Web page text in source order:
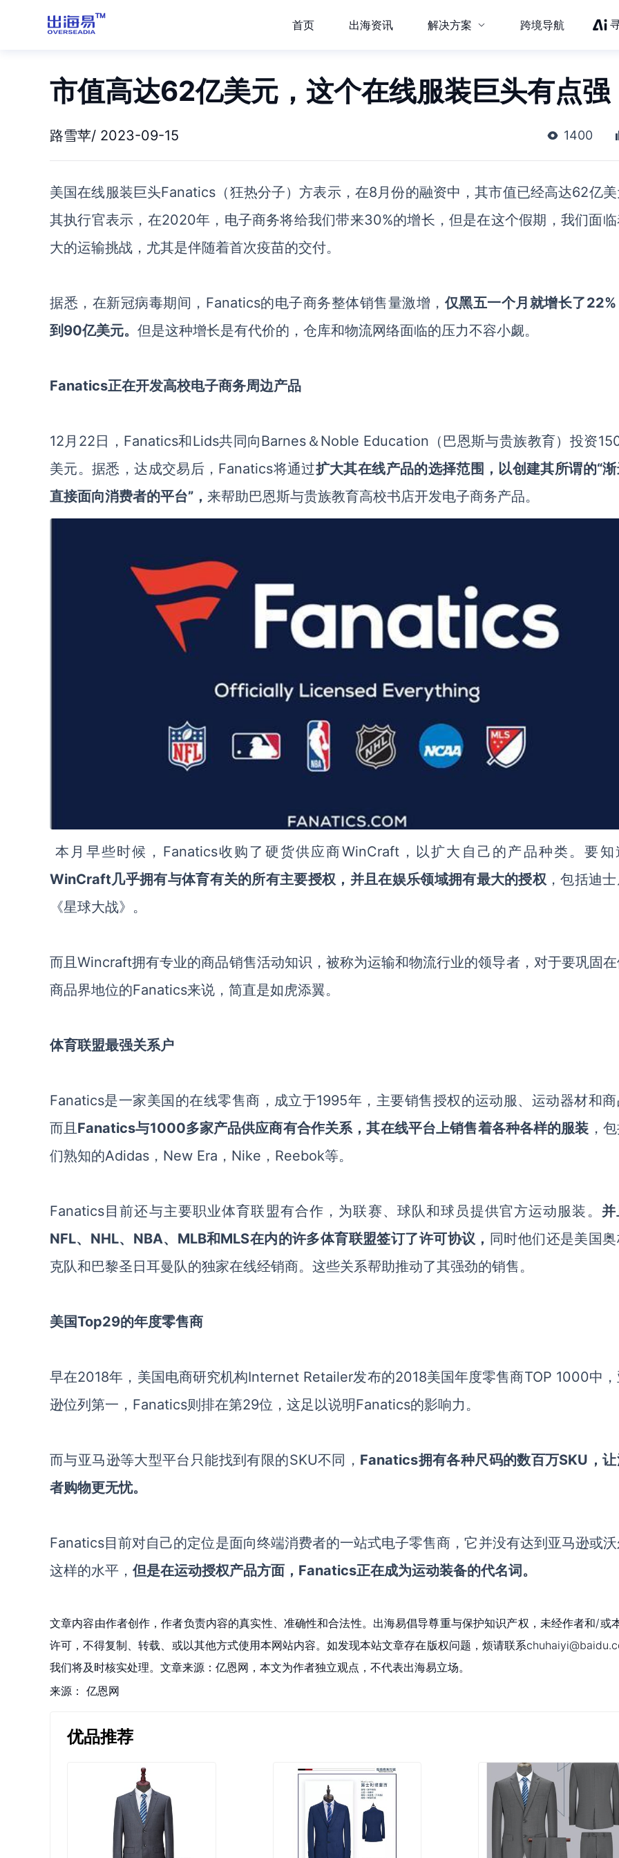
首页 出海资讯 解决方案 跨境导航
市值高达62亿美元，这个在线服装巨头有点强
路雪苹/ 2023-09-15 1400
美国在线服装巨头Fanatics（狂热分子）方表示，在8月份的融资中，其市值已经高达62亿美
其执行官表示，在2020年，电子商务将给我们带来30%的增长，但是在这个假期，我们面
大的运输挑战，尤其是伴随着首次疫苗的交付。
据悉，在新冠病毒期间， Fanatics的电子商务整体销售量激增， 仅黑五一个月就增长了
到90亿美元。 但是这种增长是有代价的，仓库和物流网络面临的压力不容小觑。
Fanatics正在开发高校电子商务周边产品
12月22日，Fanatics和Lids共同向Barnes＆Noble Education（巴恩斯与贵族教育）投资
美元。据悉，达成交易后，Fanatics将通过扩大其在线产品的选择范围，以创建其所谓的“
直接面向消费者的平台”， 来帮助巴恩斯与贵族教育高校书店开发电子商务产品。
本月早些时候， Fanatics收购了 硬货供应商WinCraft，以扩大自己的产品种类。要知
WinCraft几乎拥有与体育有关的所有主要授权，并且在娱乐领域拥有最大的授权 ，包括迪
《星球大战》。
而且Wincraft拥有专业的商品销售活动知识，被称为运输和物流行业的领导者，对于要巩固
商品界地位的Fanatics来说，简直是如虎添翼。
体育联盟最强关系户
Fanatics是一家美国的在线零售商， 成立于1995年，主要销售授权的运动服、运动器材和商
而且 Fanatics与1000多家产品供应商有合作关系，其在线平台上销售着各种各样的服装 ，
们熟知的Adidas，New Era，Nike，Reebok等。
Fanatics目前还与主要职业体育联盟有合作 ， 为联赛、球队和球员提供官方运动服装。
NFL、NHL、NBA、MLB和MLS在内的许多体育联盟签订了许可协议 ， 同时他们还是美国
克队和巴黎圣日耳曼队的独家在线经销商。这些关系帮助推动了其强劲的销售。
美国Top29的年度零售商
早在2018年， 美国电商研究机构Internet Retailer发布的2018美国年度零售商TOP 1000中，
逊位列第一，Fanatics则排在第29位 ， 这足以说明Fanatics的影响力。
而与亚马逊等大型平台只能找到有限的SKU不同， Fanatics拥有各种尺码的数百万SKU ，
者购物更无忧。
Fanatics目前对自己的定位是面向终端消费者的一站式电子零售商 ，它并没有达到亚马逊或
这样的水平， 但是在运动授权产品方面， Fanatics正在成为运动装备的代名词。
文章内容由作者创作，作者负责内容的真实性、准确性和合法性。出海易倡导尊重与保护知识产权，未经作者和/或
许可，不得复制、转载、或以其他方式使用本网站内容。如发现本站文章存在版权问题，烦请联系
我们将及时核实处理。文章来源：亿恩网，本文为作者独立观点，不代表出海易立场。
来源： 亿恩网
优品推荐